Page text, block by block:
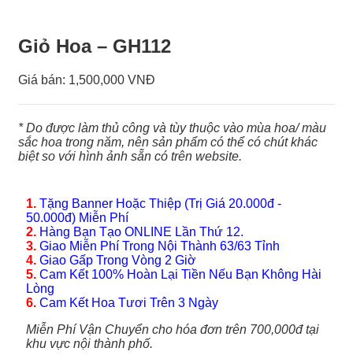
Giỏ Hoa – GH112
Giá bán: 1,500,000 VNĐ
* Do được làm thủ công và tùy thuộc vào mùa hoa/ màu
sắc hoa trong năm, nên sản phẩm có thể có chút khác
biệt so với hình ảnh sẵn có trên website.
1. Tặng Banner Hoặc Thiệp (Trị Giá 20.000đ -
50.000đ) Miễn Phí
2. Hàng Bạn Tạo ONLINE Lần Thứ 12.
3. Giao Miễn Phí Trong Nội Thành 63/63 Tỉnh
4. Giao Gấp Trong Vòng 2 Giờ
5. Cam Kết 100% Hoàn Lại Tiền Nếu Bạn Không Hài
Lòng
6. Cam Kết Hoa Tươi Trên 3 Ngày
Miễn Phí Vận Chuyển cho hóa đơn trên 700,000đ tại
khu vực nội thành phố.